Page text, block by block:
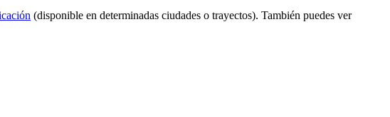
(disponible en determinadas ciudades o trayectos). También puedes ver